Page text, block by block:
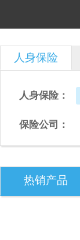
人身保险
人身保险：
保险公司：
热销产品